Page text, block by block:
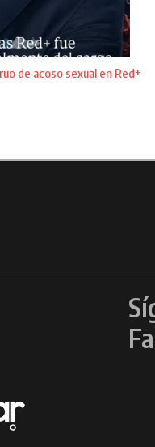
de acoso sexual en Red+